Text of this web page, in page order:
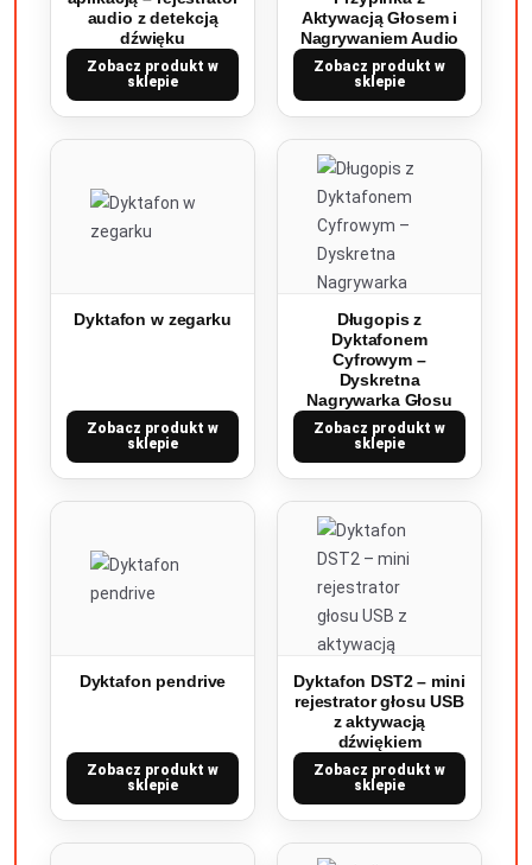
audio z detekcją
dźwięku
Zobacz produkt w
sklepie
Aktywacją Głosem i
Nagrywaniem Audio
Zobacz produkt w
sklepie
Dyktafon w zegarku
Zobacz produkt w
sklepie
Długopis z
Dyktafonem
Cyfrowym –
Dyskretna
Nagrywarka Głosu
Zobacz produkt w
sklepie
Dyktafon pendrive
Zobacz produkt w
sklepie
Dyktafon DST2 – mini
rejestrator głosu USB
z aktywacją
dźwiękiem
Zobacz produkt w
sklepie